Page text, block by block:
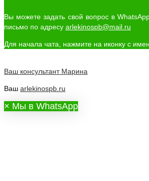
Вы можете задать свой вопрос в
письмо по адресу arlekinospb@mail.ru
Для начала чата, нажмите на иконку с
Ваш консультант Марина
Ваш arlekinospb.ru
× Мы в WhatsApp